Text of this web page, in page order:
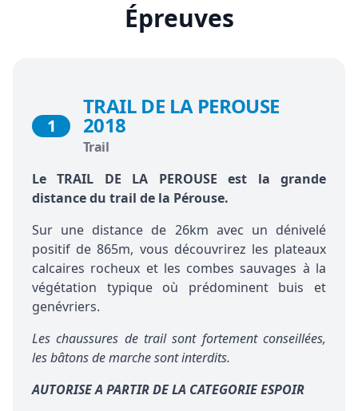
Épreuves
1
TRAIL DE LA PEROUSE
2018
Trail
Le TRAIL DE LA PEROUSE est la grande
distance du trail de la Pérouse.
Sur une distance de 26km avec un dénivelé
positif de 865m, vous découvrirez les plateaux
calcaires rocheux et les combes sauvages à la
végétation typique où prédominent buis et
genévriers.
Les chaussures de trail sont fortement conseillées,
les bâtons de marche sont interdits.
AUTORISE A PARTIR DE LA CATEGORIE ESPOIR